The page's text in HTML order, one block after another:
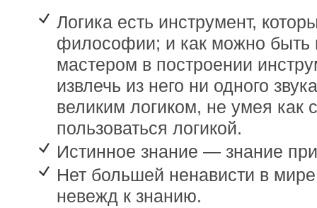
Логика есть инструмент,
философии; и как можно быть
мастером в построении
извлечь из него ни одного
великим логиком, не умея как
пользоваться логикой.
Истинное знание — знание
Нет большей ненависти в
невежд к знанию.